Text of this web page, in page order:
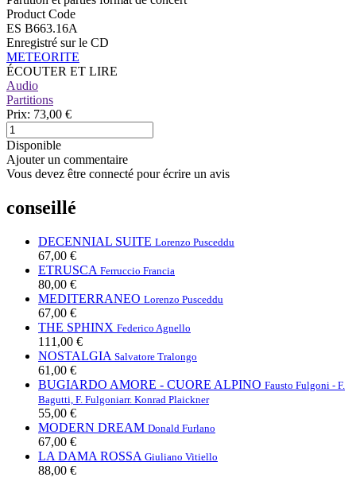
Product Code
ES B663.16A
Enregistré sur le CD
METEORITE
ÉCOUTER ET LIRE
Audio
Partitions
Prix: 73,00 €
Disponible
Ajouter un commentaire
Vous devez être connecté pour écrire un avis
conseillé
DECENNIAL SUITE Lorenzo Pusceddu
67,00 €
ETRUSCA Ferruccio Francia
80,00 €
MEDITERRANEO Lorenzo Pusceddu
67,00 €
THE SPHINX Federico Agnello
111,00 €
NOSTALGIA Salvatore Tralongo
61,00 €
BUGIARDO AMORE - CUORE ALPINO Fausto Fulgoni - F.
Bagutti, F. Fulgoniarr. Konrad Plaickner
55,00 €
MODERN DREAM Donald Furlano
67,00 €
LA DAMA ROSSA Giuliano Vitiello
88,00 €